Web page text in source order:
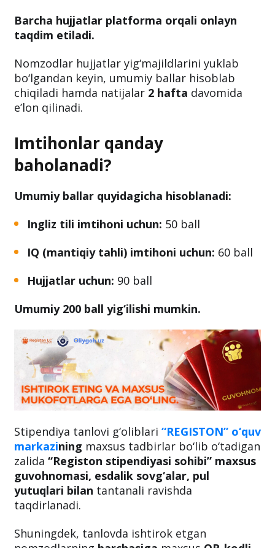
Barcha hujjatlar platforma orqali onlayn
taqdim etiladi.
Nomzodlar hujjatlar yig‘majildlarini yuklab
bo‘lgandan keyin, umumiy ballar hisoblab
chiqiladi hamda natijalar 2 hafta davomida
e’lon qilinadi.
Imtihonlar qanday
baholanadi?
Umumiy ballar quyidagicha hisoblanadi:
Ingliz tili imtihoni uchun: 50 ball
IQ (mantiqiy tahli) imtihoni uchun: 60 ball
Hujjatlar uchun: 90 ball
Umumiy 200 ball yig‘ilishi mumkin.
Stipendiya tanlovi g‘oliblari “REGISTON” o‘quv
markazining maxsus tadbirlar bo‘lib o‘tadigan
zalida “Registon stipendiyasi sohibi” maxsus
guvohnomasi, esdalik sovg‘alar, pul
yutuqlari bilan tantanali ravishda
taqdirlanadi.
Shuningdek, tanlovda ishtirok etgan